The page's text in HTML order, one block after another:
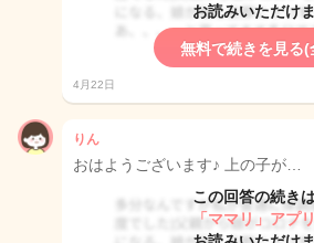
お読みいただけ
無料で続きを見る(
4月22日
りん
おはようございます♪ 上の子が…
この回答の続き
「ママリ」アプリ